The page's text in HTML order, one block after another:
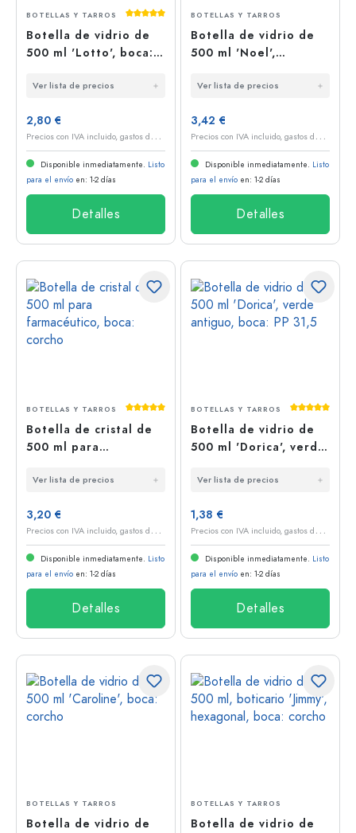
Calificación promedio de 5 de 5 estrellas
BOTELLAS Y TARROS
Botella de vidrio de
500 ml 'Lotto', boca:
Ver lista de precios
2,80 €
P
recios con IVA incluido, gastos de envío excluidos
Disponible inmediatamente. Listo
para el envío en: 1-2 días
Detalles
BOTELLAS Y TARROS
Botella de vidrio de
500 ml 'Noel',
corcho
Ver lista de precios
3,42 €
P
recios con IVA incluido, gastos de envío excluidos
Disponible inmediatamente. Listo
para el envío en: 1-2 días
Detalles
Calificación promedio de 5 de 5 estrellas
BOTELLAS Y TARROS
Botella de cristal de
500 ml para
corcho
Ver lista de precios
3,20 €
P
recios con IVA incluido, gastos de envío excluidos
Disponible inmediatamente. Listo
para el envío en: 1-2 días
Detalles
BOTELLAS Y TARROS
Botella de vidrio de
500 ml 'Dorica', verde
Ver lista de precios
1,38 €
P
recios con IVA incluido, gastos de envío excluidos
Disponible inmediatamente. Listo
para el envío en: 1-2 días
Detalles
BOTELLAS Y TARROS
Botella de vidrio de
BOTELLAS Y TARROS
Botella de vidrio de